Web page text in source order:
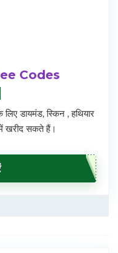
Codes
डायमंड, स्किन , हथियार
खरीद सकते हैं।